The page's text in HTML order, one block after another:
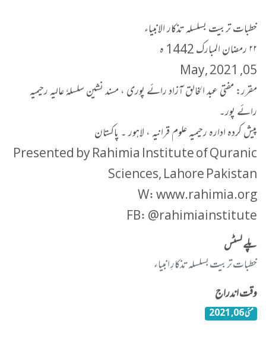
خطبات تربیت بسلسلہ تذکار الانبیاء
۲۲ رمضان المبارک 1442 ہ
05, May, 2021
مقرر: مفتی عبد الخالق آزاد رائے پوری ، مسند نشین سلسلہٗ عالیہ رحیمیہ
رائے پور۔
پیش کردہ ادارہ رحیمیہ علوم قرانیہ ، لاہور ۔ پاکستان
Presented by Rahimia Institute of Quranic
Sciences, Lahore Pakistan
W: www.rahimia.org
FB: @rahimiainstitute
پلے لسٹس
خطبات تربیت بسلسلہ تذکارِ انبیاء
وقت اندراج
مئی 06, 2021